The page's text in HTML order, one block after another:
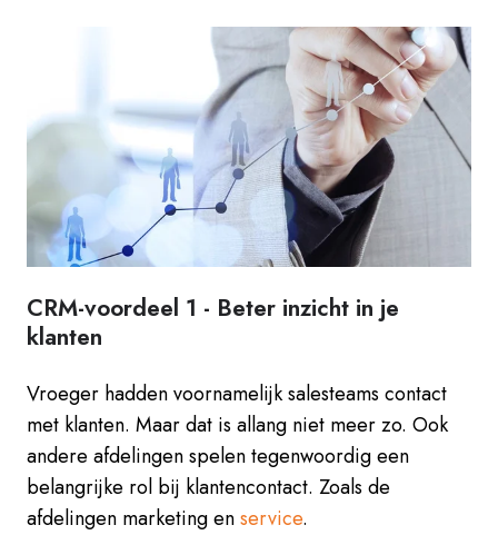
CRM-voordeel 1 - Beter inzicht in je
klanten
Vroeger hadden voornamelijk salesteams contact
met klanten. Maar dat is allang niet meer zo. Ook
andere afdelingen spelen tegenwoordig een
belangrijke rol bij klantencontact. Zoals de
afdelingen marketing enservice.